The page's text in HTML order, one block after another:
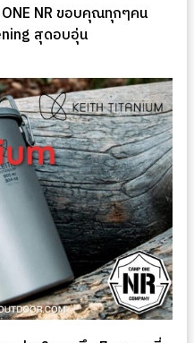
ONE NR ขอบคุณทุกๆคน
สุดอบอุ่น